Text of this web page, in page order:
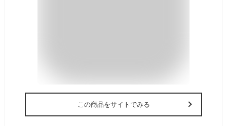
この商品をサイトでみる